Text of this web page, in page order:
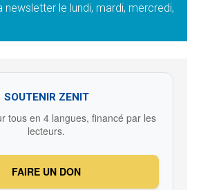
newsletter le lundi, mardi, mercredi,
SOUTENIR ZENIT
tous en 4 langues, financé par les
lecteurs.
FAIRE UN DON